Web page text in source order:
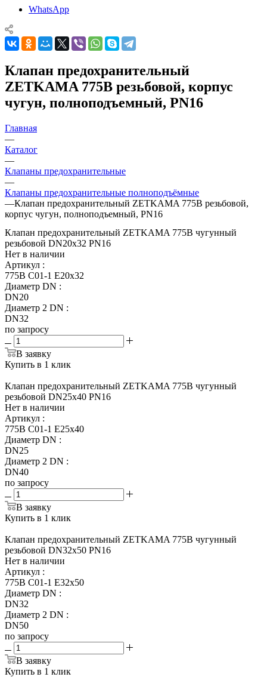
WhatsApp
Клапан предохранительный
ZETKAMA 775B резьбовой, корпус
чугун, полноподъемный, PN16
Главная
—
Каталог
—
Клапаны предохранительные
—
Клапаны предохранительные полноподъёмные
—Клапан предохранительный ZETKAMA 775B резьбовой,
корпус чугун, полноподъемный, PN16
Клапан предохранительный ZETKAMA 775B чугунный
резьбовой DN20x32 PN16
Нет в наличии
Артикул :
775B C01-1 E20x32
Диаметр DN :
DN20
Диаметр 2 DN :
DN32
по запросу
В заявку
Купить в 1 клик
Клапан предохранительный ZETKAMA 775B чугунный
резьбовой DN25x40 PN16
Нет в наличии
Артикул :
775B C01-1 E25x40
Диаметр DN :
DN25
Диаметр 2 DN :
DN40
по запросу
В заявку
Купить в 1 клик
Клапан предохранительный ZETKAMA 775B чугунный
резьбовой DN32x50 PN16
Нет в наличии
Артикул :
775B C01-1 E32x50
Диаметр DN :
DN32
Диаметр 2 DN :
DN50
по запросу
В заявку
Купить в 1 клик